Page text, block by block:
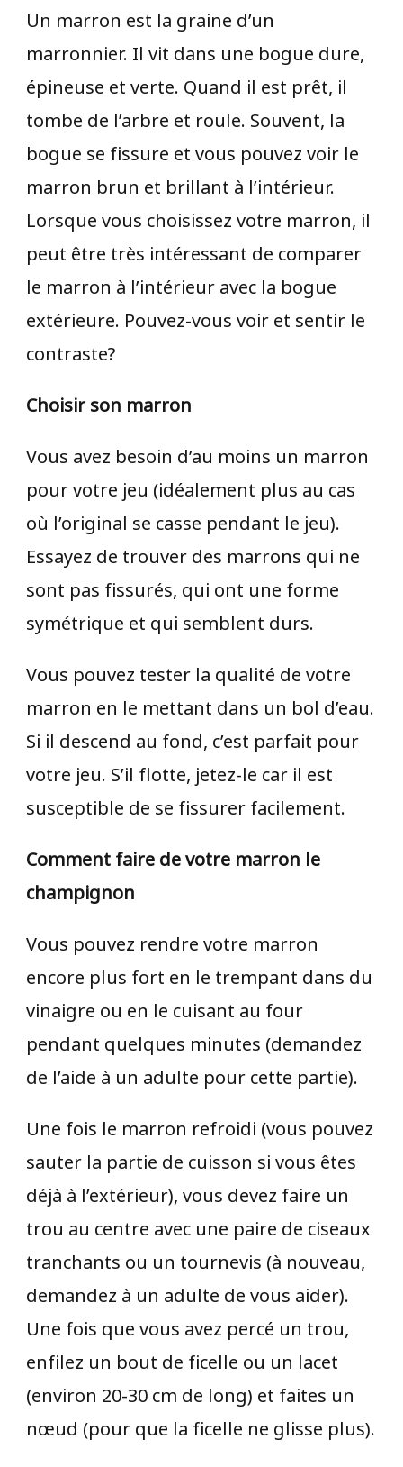
Un marron est la graine d’un
marronnier. Il vit dans une bogue dure,
épineuse et verte. Quand il est prêt, il
tombe de l’arbre et roule. Souvent, la
bogue se fissure et vous pouvez voir le
marron brun et brillant à l’intérieur.
Lorsque vous choisissez votre marron, il
peut être très intéressant de comparer
le marron à l’intérieur avec la bogue
extérieure. Pouvez-vous voir et sentir le
contraste?
Choisir son marron
Vous avez besoin d’au moins un marron
pour votre jeu (idéalement plus au cas
où l’original se casse pendant le jeu).
Essayez de trouver des marrons qui ne
sont pas fissurés, qui ont une forme
symétrique et qui semblent durs.
Vous pouvez tester la qualité de votre
marron en le mettant dans un bol d’eau.
Si il descend au fond, c’est parfait pour
votre jeu. S’il flotte, jetez-le car il est
susceptible de se fissurer facilement.
Comment faire de votre marron le
champignon
Vous pouvez rendre votre marron
encore plus fort en le trempant dans du
vinaigre ou en le cuisant au four
pendant quelques minutes (demandez
de l’aide à un adulte pour cette partie).
Une fois le marron refroidi (vous pouvez
sauter la partie de cuisson si vous êtes
déjà à l’extérieur), vous devez faire un
trou au centre avec une paire de ciseaux
tranchants ou un tournevis (à nouveau,
demandez à un adulte de vous aider).
Une fois que vous avez percé un trou,
enfilez un bout de ficelle ou un lacet
(environ 20-30 cm de long) et faites un
nœud (pour que la ficelle ne glisse plus).